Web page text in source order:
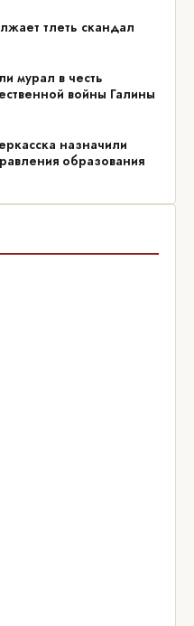
тлеть скандал
мурал в честь
войны Галины
назначили
образования